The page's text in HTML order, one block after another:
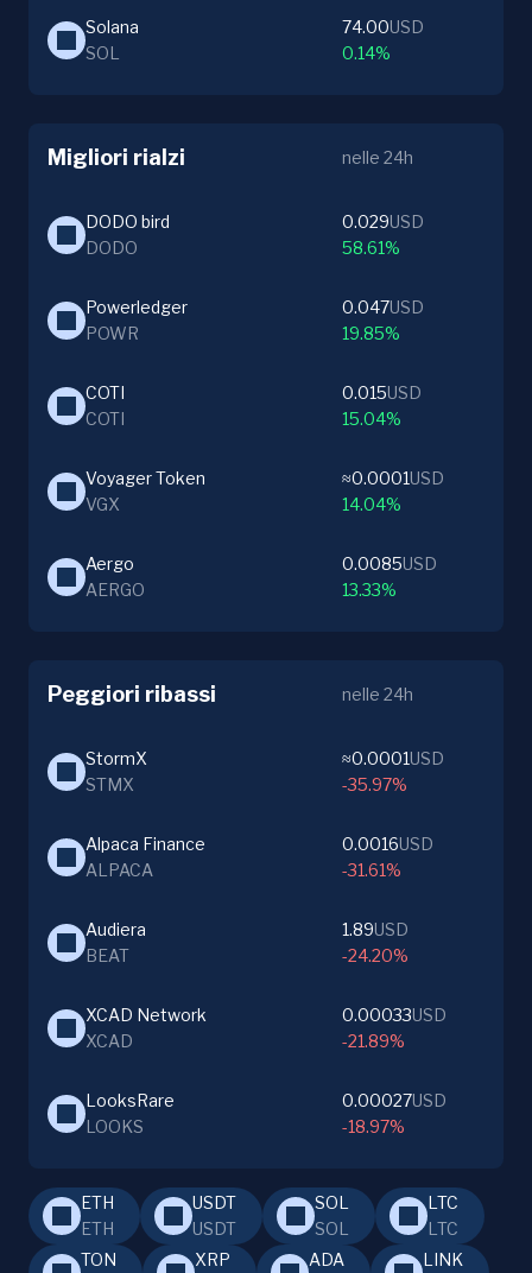
Solana
SOL
74.00USD
0.14%
Migliori rialzi nelle 24h
DODO bird
DODO
0.029USD
58.61%
Powerledger
POWR
0.047USD
19.85%
COTI
COTI
0.015USD
15.04%
Voyager Token
VGX
≈0.0001USD
14.04%
Aergo
AERGO
0.0085USD
13.33%
Peggiori ribassi nelle 24h
StormX
STMX
≈0.0001USD
-35.97%
Alpaca Finance
ALPACA
0.0016USD
-31.61%
Audiera
BEAT
1.89USD
-24.20%
XCAD Network
XCAD
0.00033USD
-21.89%
LooksRare
LOOKS
0.00027USD
-18.97%
ETH
ETH
USDT
USDT
SOL
SOL
LTC
LTC
TON
XRP
ADA
LINK